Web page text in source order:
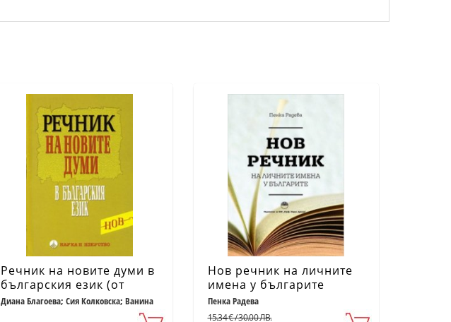
Речник на новите думи в
българския език (от
първите две десетилетия
Диана Благоева; Сия Колковска; Ванина
Нов речник на личните
имена у българите
Пенка Радева
15.34 € / 30.00 ЛВ.